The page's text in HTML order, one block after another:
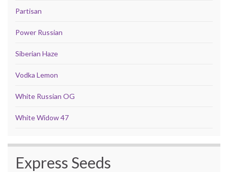
Partisan
Power Russian
Siberian Haze
Vodka Lemon
White Russian OG
White Widow 47
Express Seeds